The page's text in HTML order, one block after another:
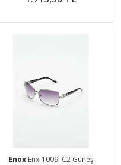
Enox Enx-1009l C2 Güneş